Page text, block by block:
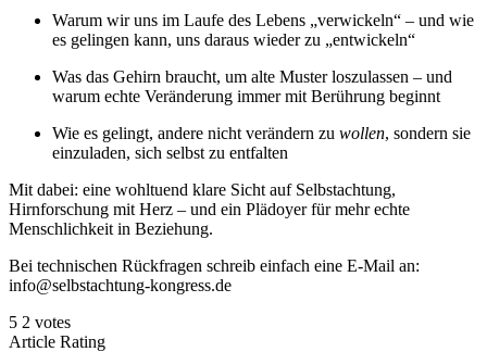
Warum wir uns im Laufe des Lebens „verwickeln“ – und wie
es gelingen kann, uns daraus wieder zu „entwickeln“
Was das Gehirn braucht, um alte Muster loszulassen – und
warum echte Veränderung immer mit Berührung beginnt
Wie es gelingt, andere nicht verändern zu wollen, sondern sie
einzuladen, sich selbst zu entfalten
Mit dabei: eine wohltuend klare Sicht auf Selbstachtung,
Hirnforschung mit Herz – und ein Plädoyer für mehr echte
Menschlichkeit in Beziehung.
Bei technischen Rückfragen schreib einfach eine E-Mail an:
info@selbstachtung-kongress.de
5 2 votes
Article Rating